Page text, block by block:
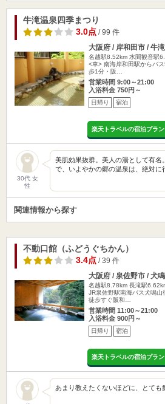
牛滝温泉四季まつり
3.0点/ 99 件
大阪府 / 岸和田市 / 牛
名越駅8.52km 水間観音駅
<車> 南海岸和田駅からバ
歩1分・阪…
営業時間 9:00～21:00
入浴料金 750円～
日帰り 宿泊
楽天トラベルの宿泊プラ
30代 女
性
美肌効果抜群。美人の湯として有名
で、いよやかの郷の温泉は、絶対に
関連情報から探す
不動口館（ふどうぐちかん）
3.4点/ 39 件
大阪府 / 泉佐野市 / 犬
名越駅8.78km 長滝駅
JR泉佐野駅南海バス犬鳴山
徒歩すぐ阪和…
営業時間 11:00～21:00
入浴料金 900円～
日帰り 宿泊
楽天トラベルの宿泊プラ
あまり教えたくないほどに、とても